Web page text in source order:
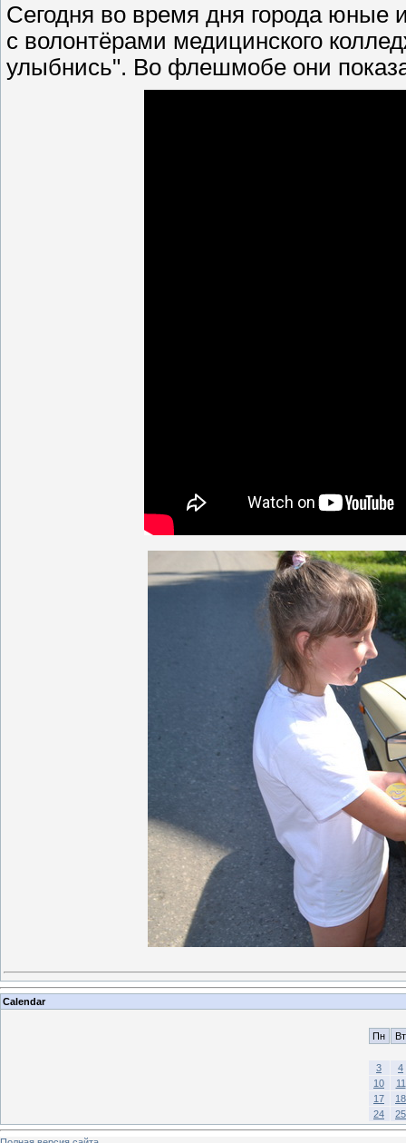
Сегодня во время дня города
с волонтёрами медицинского
улыбнись". Во флешмобе они
Calendar
Пн Вт
3
4
10
11
17
18
24
25